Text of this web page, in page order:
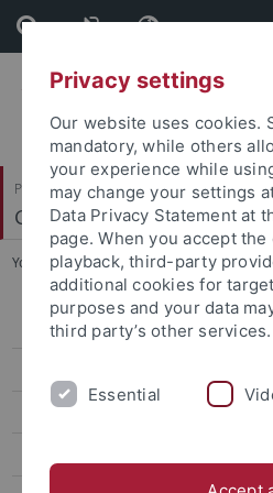
Skip
to
content
Skip
to
footer
Philosophische Fakultät
Geschichtsdidaktik und
You are here: Startseite ...
Brüning
Huber
Privacy settings
Our website uses cookies.
mandatory, while others
your experience while
may change your settings
Data Privacy Statement at
page. When you accept
playback, third-party
additional cookies for
purposes and your data
third party’s other services.
Essential